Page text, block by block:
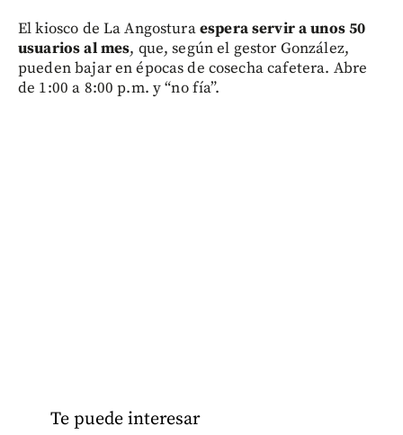
El kiosco de La Angosturaespera servir a unos 50
usuarios al mes, que, según el gestor González,
pueden bajar en épocas de cosecha cafetera. Abre
de 1:00 a 8:00 p.m. y “no fía”.
Te puede interesar